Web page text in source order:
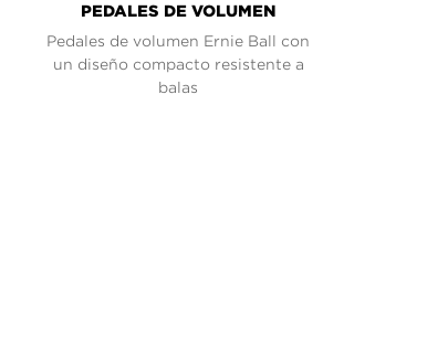
PEDALES DE VOLUMEN
Pedales de volumen Ernie Ball con
un diseño compacto resistente a
balas